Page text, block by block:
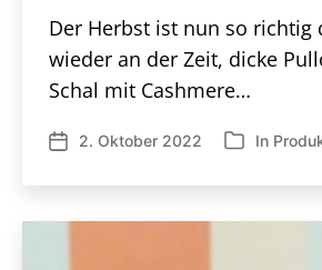
Der Herbst ist nun so richtig
wieder an der Zeit, dicke
Schal mit Cashmere…
Veröffentlichungsdatum
2. Oktober 2022 Kategorien
In